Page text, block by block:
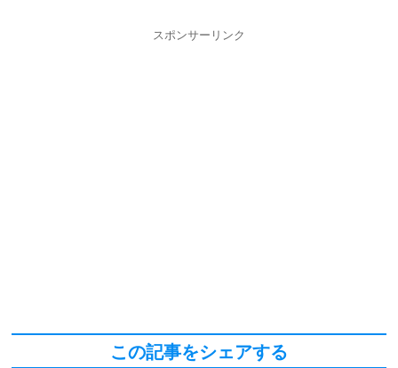
スポンサーリンク
この記事をシェアする